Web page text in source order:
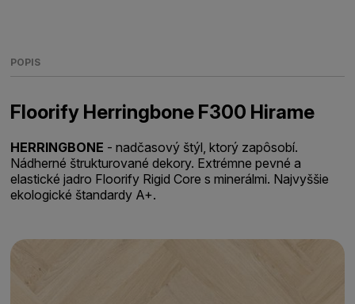
POPIS
Floorify Herringbone F300 Hirame
HERRINGBONE - nadčasový štýl, ktorý zapôsobí.
Nádherné štrukturované dekory. Extrémne pevné a
elastické jadro Floorify Rigid Core s minerálmi. Najvyššie
ekologické štandardy A+.